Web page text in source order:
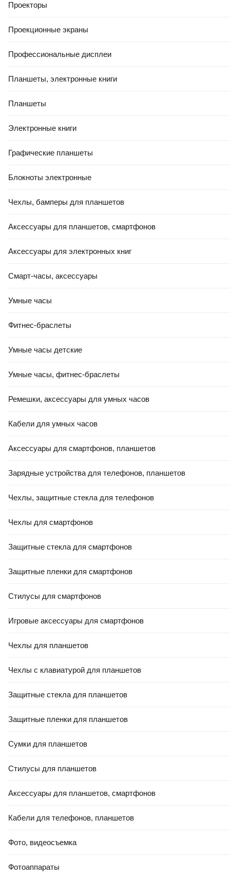
Проекторы
Проекционные экраны
Профессиональные дисплеи
Планшеты, электронные книги
Планшеты
Электронные книги
Графические планшеты
Блокноты электронные
Чехлы, бамперы для планшетов
Аксессуары для планшетов, смартфонов
Аксессуары для электронных книг
Смарт-часы, аксессуары
Умные часы
Фитнес-браслеты
Умные часы детские
Умные часы, фитнес-браслеты
Ремешки, аксессуары для умных часов
Кабели для умных часов
Аксессуары для смартфонов, планшетов
Зарядные устройства для телефонов, планшетов
Чехлы, защитные стекла для телефонов
Чехлы для смартфонов
Защитные стекла для смартфонов
Защитные пленки для смартфонов
Стилусы для смартфонов
Игровые аксессуары для смартфонов
Чехлы для планшетов
Чехлы с клавиатурой для планшетов
Защитные стекла для планшетов
Защитные пленки для планшетов
Сумки для планшетов
Стилусы для планшетов
Аксессуары для планшетов, смартфонов
Кабели для телефонов, планшетов
Фото, видеосъемка
Фотоаппараты